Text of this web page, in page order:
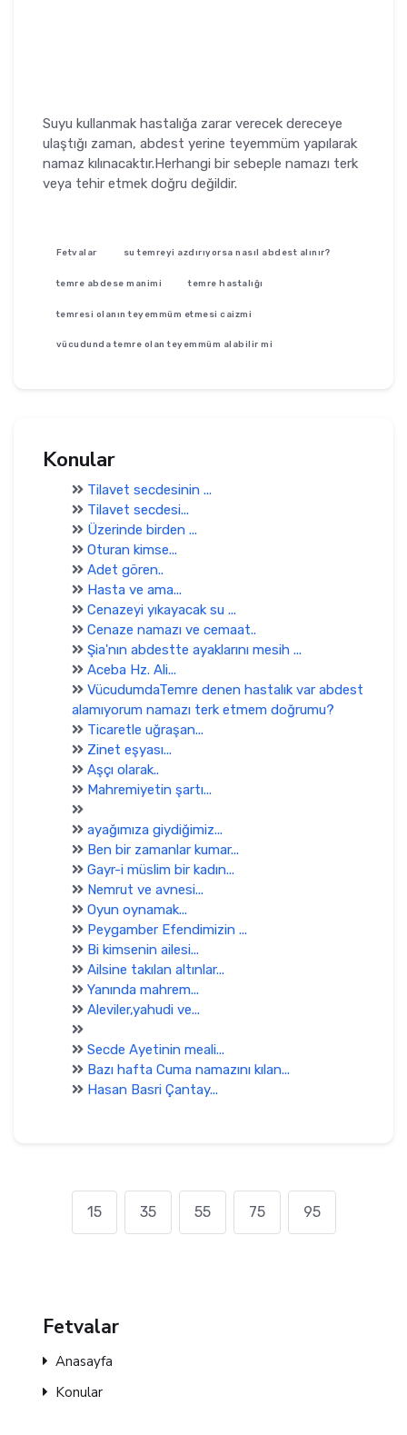
Suyu kullanmak hastalığa zarar verecek dereceye
ulaştığı zaman, abdest yerine teyemmüm yapılarak
namaz kılınacaktır.Herhangi bir sebeple namazı terk
veya tehir etmek doğru değildir.
Fetvalar su temreyi azdırıyorsa nasıl abdest alınır?
temre abdese manimi temre hastalığı
temresi olanın teyemmüm etmesi caizmi
vücudunda temre olan teyemmüm alabilir mi
Konular
Tilavet secdesinin ...
Tilavet secdesi...
Üzerinde birden ...
Oturan kimse...
Adet gören..
Hasta ve ama...
Cenazeyi yıkayacak su ...
Cenaze namazı ve cemaat..
Şia'nın abdestte ayaklarını mesih ...
Aceba Hz. Ali...
VücudumdaTemre denen hastalık var abdest
alamıyorum namazı terk etmem doğrumu?
Ticaretle uğraşan...
Zinet eşyası...
Aşçı olarak..
Mahremiyetin şartı...
ayağımıza giydiğimiz...
Ben bir zamanlar kumar...
Gayr-i müslim bir kadın...
Nemrut ve avnesi...
Oyun oynamak...
Peygamber Efendimizin ...
Bi kimsenin ailesi...
Ailsine takılan altınlar...
Yanında mahrem...
Aleviler,yahudi ve...
Secde Ayetinin meali...
Bazı hafta Cuma namazını kılan...
Hasan Basri Çantay...
15 35 55 75 95
Fetvalar
Anasayfa
Konular